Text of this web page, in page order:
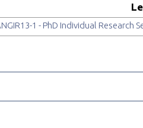
1 - PhD Individual Research